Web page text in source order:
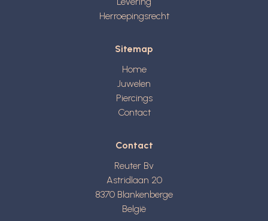
Herroepingsrecht
Sitemap
Home
Juwelen
Piercings
Contact
Contact
Reuter Bv
Astridlaan 20
8370 Blankenberge
België